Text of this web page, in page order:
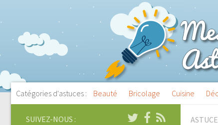
Catégories d'astuces : Beauté Bricolage Cuisine
SUIVEZ-NOUS :